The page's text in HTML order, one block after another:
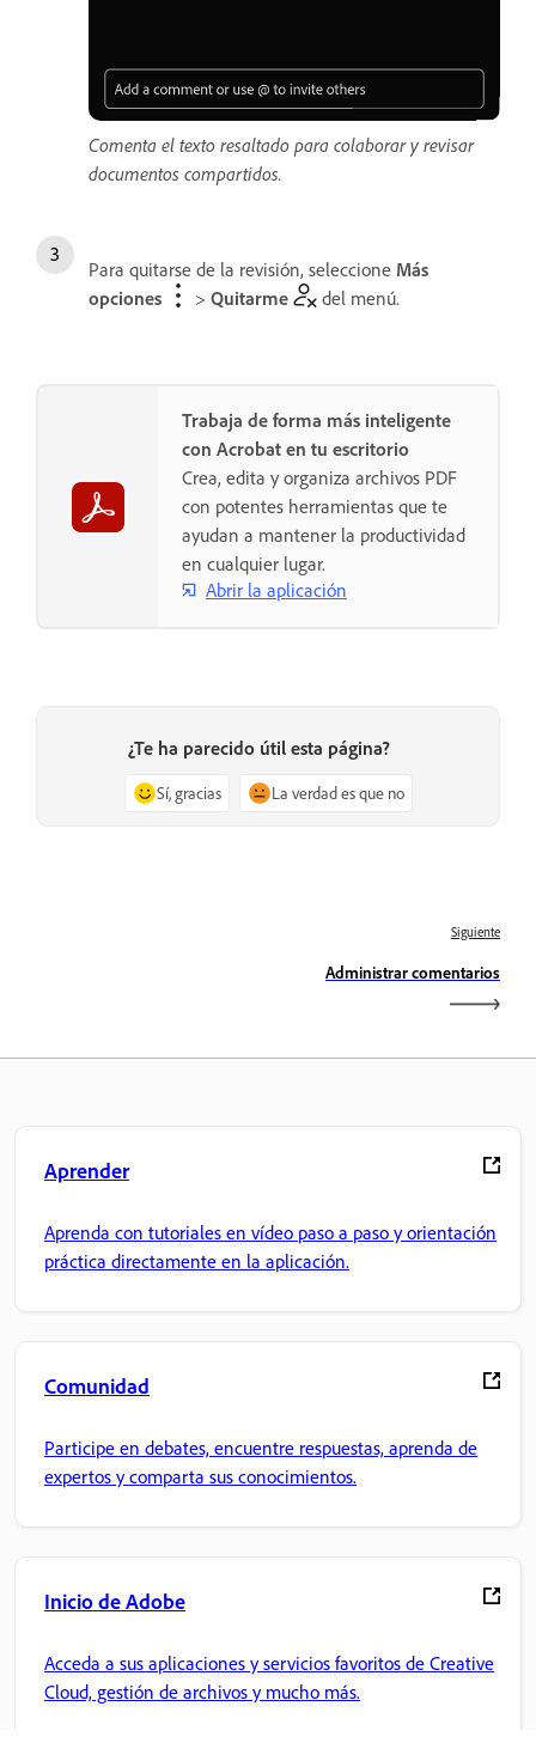
Comenta el texto resaltado para colaborar y revisar
documentos compartidos.
Para quitarse de la revisión, seleccione Más
opciones
> Quitarme del menú.
Trabaja de forma más inteligente
con Acrobat en tu escritorio
Crea, edita y organiza archivos PDF
con potentes herramientas que te
ayudan a mantener la productividad
en cualquier lugar.
Abrir la aplicación
¿Te ha parecido útil esta página?
Sí, gracias La verdad es que no
Siguiente
Administrar comentarios
Aprender
Aprenda con tutoriales en vídeo paso a paso y orientación
práctica directamente en la aplicación.
Comunidad
Participe en debates, encuentre respuestas, aprenda de
expertos y comparta sus conocimientos.
Inicio de Adobe
Acceda a sus aplicaciones y servicios favoritos de Creative
Cloud, gestión de archivos y mucho más.